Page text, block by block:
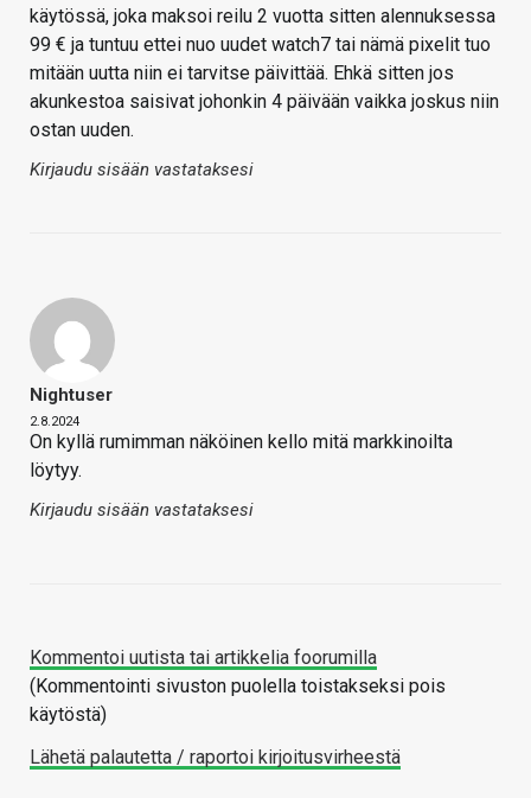
käytössä, joka maksoi reilu 2 vuotta sitten alennuksessa
99 € ja tuntuu ettei nuo uudet watch7 tai nämä pixelit tuo
mitään uutta niin ei tarvitse päivittää. Ehkä sitten jos
akunkestoa saisivat johonkin 4 päivään vaikka joskus niin
ostan uuden.
Kirjaudu sisään vastataksesi
Nightuser
2.8.2024
On kyllä rumimman näköinen kello mitä markkinoilta
löytyy.
Kirjaudu sisään vastataksesi
Kommentoi uutista tai artikkelia foorumilla
(Kommentointi sivuston puolella toistakseksi pois
käytöstä)
Lähetä palautetta / raportoi kirjoitusvirheestä